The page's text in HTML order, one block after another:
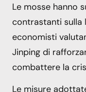
Le mosse hanno
contrastanti sulla
economisti
Jinping di
combattere la
Le misure